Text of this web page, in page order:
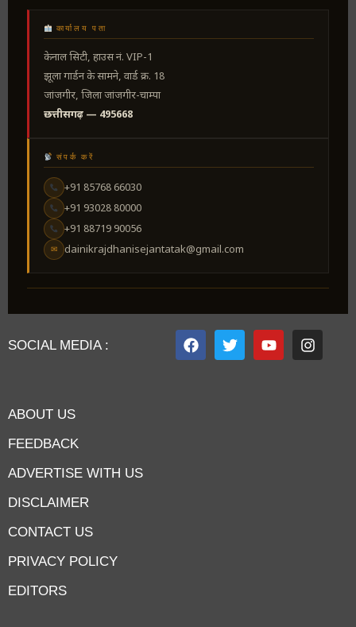
कार्यालय पता
केनाल सिटी, हाउस नं. VIP-1
झूला गार्डन के सामने, वार्ड क्र. 18
जांजगीर, जिला जांजगीर-चाम्पा
छत्तीसगढ़ — 495668
संपर्क करें
+91 85768 66030
+91 93028 80000
+91 88719 90056
✉ dainikrajdhanisejantatak@gmail.com
SOCIAL MEDIA :
ABOUT US
FEEDBACK
ADVERTISE WITH US
DISCLAIMER
CONTACT US
PRIVACY POLICY
EDITORS